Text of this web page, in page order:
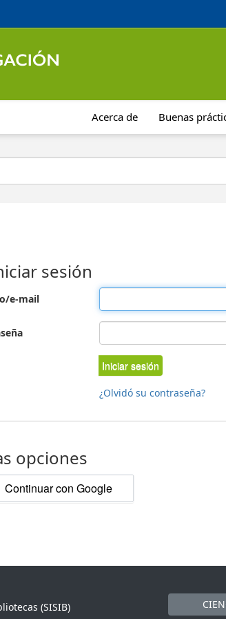
Acerca de Buenas
sesión
e-mail
Iniciar sesión
¿Olvidó su contraseña?
opciones
Continuar con Google
(SISIB)